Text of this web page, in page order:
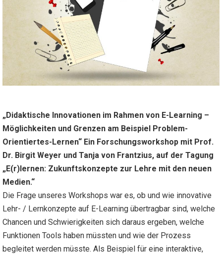
„Didaktische Innovationen im Rahmen von E-Learning –
Möglichkeiten und Grenzen am Beispiel Problem-
Orientiertes-Lernen“ Ein Forschungsworkshop mit Prof.
Dr. Birgit Weyer und Tanja von Frantzius, auf der Tagung
„E(r)lernen: Zukunftskonzepte zur Lehre mit den neuen
Medien.“
Die Frage unseres Workshops war es, ob und wie innovative
Lehr- / Lernkonzepte auf E-Learning übertragbar sind, welche
Chancen und Schwierigkeiten sich daraus ergeben, welche
Funktionen Tools haben müssten und wie der Prozess
begleitet werden müsste. Als Beispiel für eine interaktive,